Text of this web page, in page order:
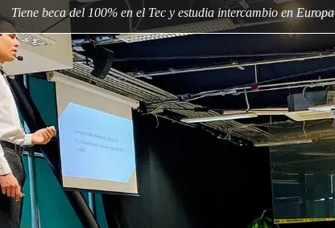
Tiene beca del 100% en el Tec y estudia intercambio en Europa